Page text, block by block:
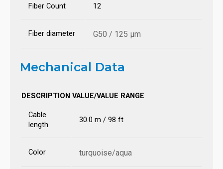
Fiber Count 12
Fiber diameter G50 / 125 µm
Mechanical Data
DESCRIPTION VALUE/VALUE RANGE
Cable
length
30.0 m / 98 ft
Color turquoise/aqua